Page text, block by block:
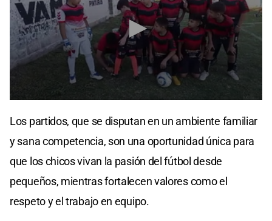
of
seconds
Los partidos, que se disputan en un ambiente familiar
y sana competencia, son una oportunidad única para
que los chicos vivan la pasión del fútbol desde
pequeños, mientras fortalecen valores como el
respeto y el trabajo en equipo.